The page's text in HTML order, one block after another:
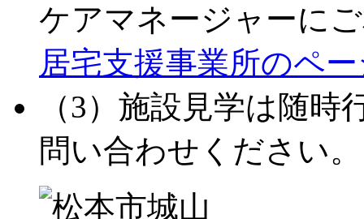
ケアマネージャーに
居宅支援事業所のペ
（3）施設見学は随
問い合わせください。